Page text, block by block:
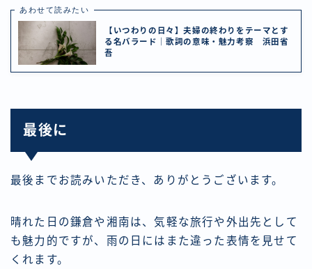
あわせて読みたい
【いつわりの日々】夫婦の終わりをテーマとす
る名バラード｜歌詞の意味・魅力考察 浜田省
吾
最後に
最後までお読みいただき、ありがとうございます。
晴れた日の鎌倉や湘南は、気軽な旅行や外出先として
も魅力的ですが、雨の日にはまた違った表情を見せて
くれます。